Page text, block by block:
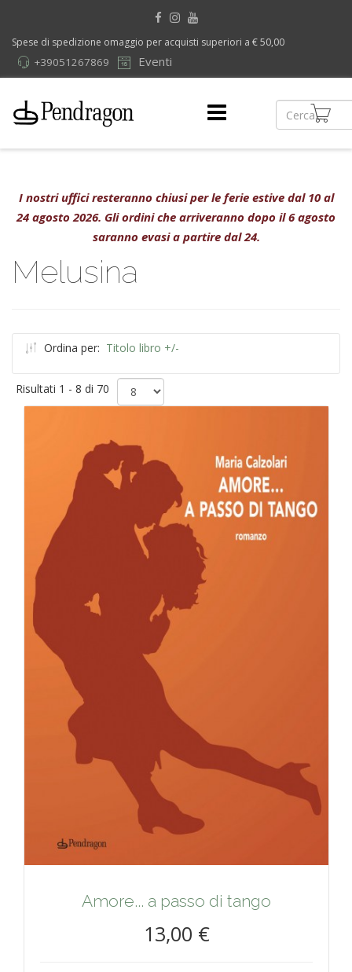
Spese di spedizione omaggio per acquisti superiori a € 50,00
Eventi
+39051267869
I nostri uffici resteranno chiusi per le ferie estive dal 10 al
24 agosto 2026. Gli ordini che arriveranno dopo il 6 agosto
saranno evasi a partire dal 24.
Melusina
Ordina per: Titolo libro +/-
Risultati 1 - 8 di 70
Amore... a passo di tango
13,00 €